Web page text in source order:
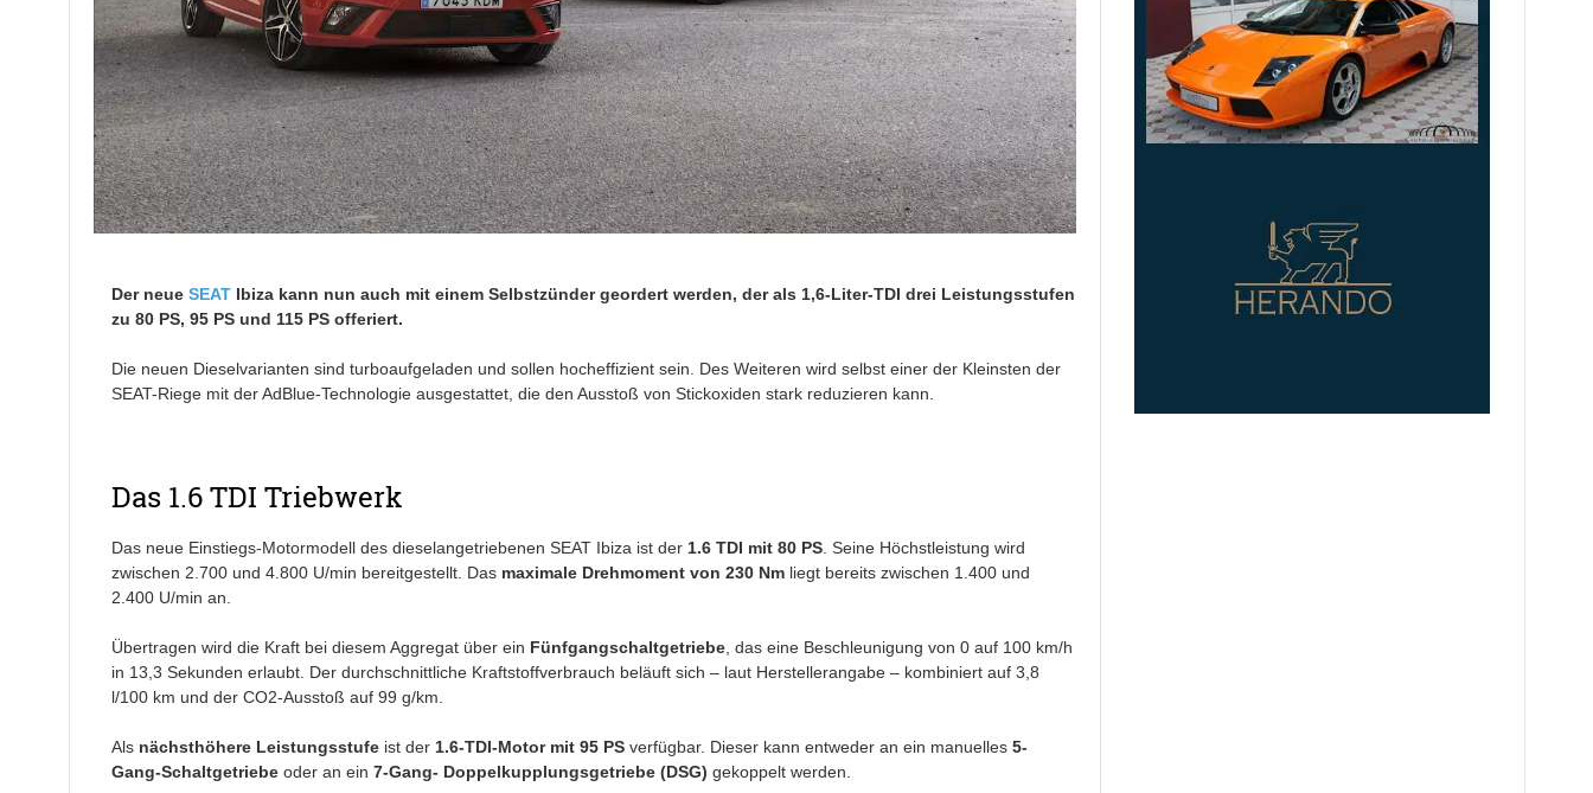
Der neue SEATIbiza kann nun auch mit einem Selbstzünder geordert werden, der als 1,6-Liter-TDI drei Leistungsstufen
zu 80 PS, 95 PS und 115 PS offeriert.
Die neuen Dieselvarianten sind turboaufgeladen und sollen hocheffizient sein. Des Weiteren wird selbst einer der Kleinsten der
SEAT-Riege mit der AdBlue-Technologie ausgestattet, die den Ausstoß von Stickoxiden stark reduzieren kann.
Das 1.6 TDI Triebwerk
Das neue Einstiegs-Motormodell des dieselangetriebenen SEAT Ibiza ist der 1.6 TDI mit 80 PS. Seine Höchstleistung wird
zwischen 2.700 und 4.800 U/min bereitgestellt. Das maximale Drehmoment von 230 Nmliegt bereits zwischen 1.400 und
2.400 U/min an.
Übertragen wird die Kraft bei diesem Aggregat über ein Fünfgangschaltgetriebe, das eine Beschleunigung von 0 auf 100 km/h
in 13,3 Sekunden erlaubt. Der durchschnittliche Kraftstoffverbrauch beläuft sich – laut Herstellerangabe – kombiniert auf 3,8
l/100 km und der CO2-Ausstoß auf 99 g/km.
Als nächsthöhere Leistungsstufeist der 1.6-TDI-Motor mit 95 PSverfügbar. Dieser kann entweder an ein manuelles 5-
Gang-Schaltgetriebe oder an ein 7-Gang- Doppelkupplungsgetriebe (DSG) gekoppelt werden.